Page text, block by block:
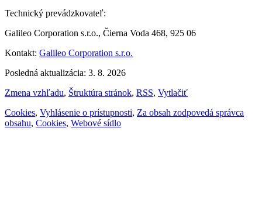
Technický prevádzkovateľ:
Galileo Corporation s.r.o., Čierna Voda 468, 925 06
Kontakt: Galileo Corporation s.r.o.
Posledná aktualizácia: 3. 8. 2026
Zmena vzhľadu, Štruktúra stránok, RSS, Vytlačiť
Cookies, Vyhlásenie o prístupnosti, Za obsah zodpovedá správca
obsahu, Cookies, Webové sídlo